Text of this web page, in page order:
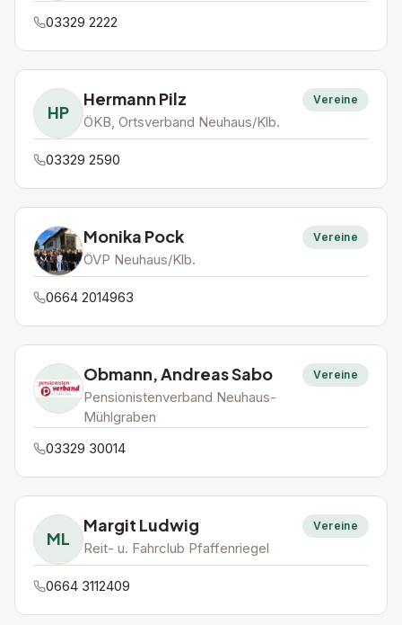
03329 2222
HP
Hermann Pilz
ÖKB, Ortsverband Neuhaus/Klb.
Vereine
03329 2590
Monika Pock
ÖVP Neuhaus/Klb.
Vereine
0664 2014963
Obmann, Andreas Sabo
Pensionistenverband Neuhaus-
Mühlgraben
Vereine
03329 30014
ML
Margit Ludwig
Reit- u. Fahrclub Pfaffenriegel
Vereine
0664 3112409